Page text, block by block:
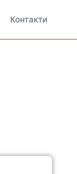
Контакти